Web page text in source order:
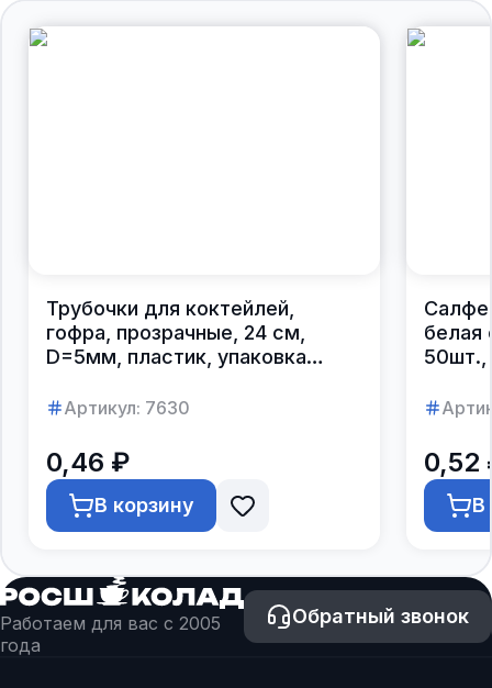
Трубочки для коктейлей,
гофра, прозрачные, 24 см,
D=5мм, пластик, упаковка
Артикул: 7630
0,46 ₽
В корзину
белая
50шт.,
0,52
В
Работаем для вас с 2005
года
Обратный звонок